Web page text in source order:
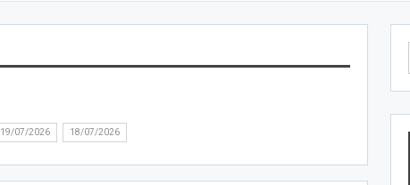
19/07/2026 18/07/2026